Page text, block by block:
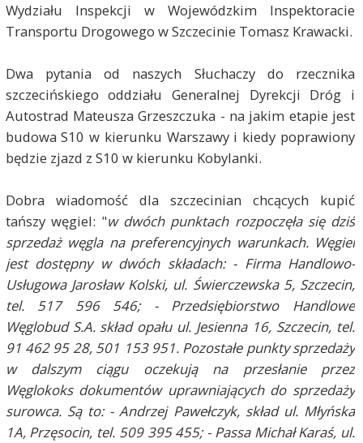
Wydziału Inspekcji w Wojewódzkim Inspektoracie
Transportu Drogowego w Szczecinie Tomasz Krawacki.
Dwa pytania od naszych Słuchaczy do rzecznika
szczecińskiego oddziału Generalnej Dyrekcji Dróg i
Autostrad Mateusza Grzeszczuka - na jakim etapie jest
budowa S10 w kierunku Warszawy i kiedy poprawiony
będzie zjazd z S10 w kierunku Kobylanki.
Dobra wiadomość dla szczecinian chcących kupić
tańszy węgiel: "w dwóch punktach rozpoczęła się dziś
sprzedaż węgla na preferencyjnych warunkach. Węgiel
jest dostępny w dwóch składach: - Firma Handlowo-
Usługowa Jarosław Kolski, ul. Świerczewska 5, Szczecin,
tel. 517 596 546; - Przedsiębiorstwo Handlowe
Węglobud S.A. skład opału ul. Jesienna 16, Szczecin, tel.
91 462 95 28, 501 153 951. Pozostałe punkty sprzedaży
w dalszym ciągu oczekują na przesłanie przez
Węglokoks dokumentów uprawniających do sprzedaży
surowca. Są to: - Andrzej Pawełczyk, skład ul. Młyńska
1A, Przęsocin, tel. 509 395 455; - Passa Michał Karaś, ul.